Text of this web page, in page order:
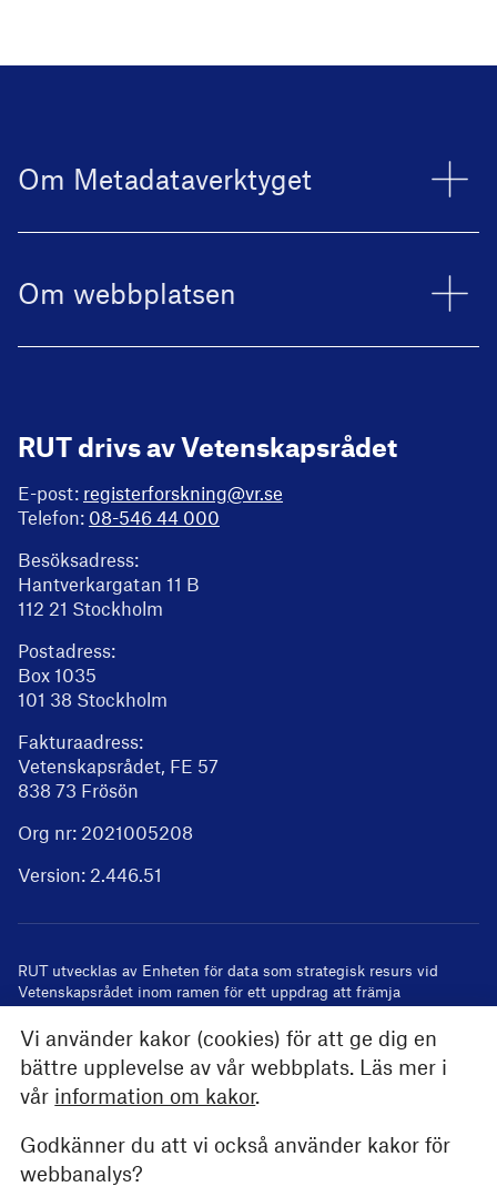
Vi använder kakor (cookies) för att ge dig en
bättre upplevelse av vår webbplats. Läs mer i
vår information om kakor.
Godkänner du att vi också använder kakor för
webbanalys?
Om Metadataverktyget
Om webbplatsen
RUT drivs av Vetenskapsrådet
E-post: registerforskning@vr.se
Telefon: 08-546 44 000
Besöksadress:
Hantverkargatan 11 B
112 21 Stockholm
Postadress:
Box 1035
101 38 Stockholm
Fakturaadress:
Vetenskapsrådet, FE 57
838 73 Frösön
Org nr: 2021005208
Version: 2.446.51
RUT utvecklas av Enheten för data som strategisk resurs vid
Vetenskapsrådet inom ramen för ett uppdrag att främja
användandet av registeruppgifter i forskning